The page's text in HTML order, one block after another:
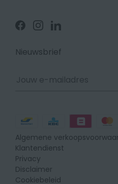
Volg
ons
Facebook
Volg
ons
Instagram
Volg
ons
Linkedin
Nieuwsbrief
Betaalmethodes
Algemene
Klantendienst
Privacy
Disclaimer
Cookiebeleid